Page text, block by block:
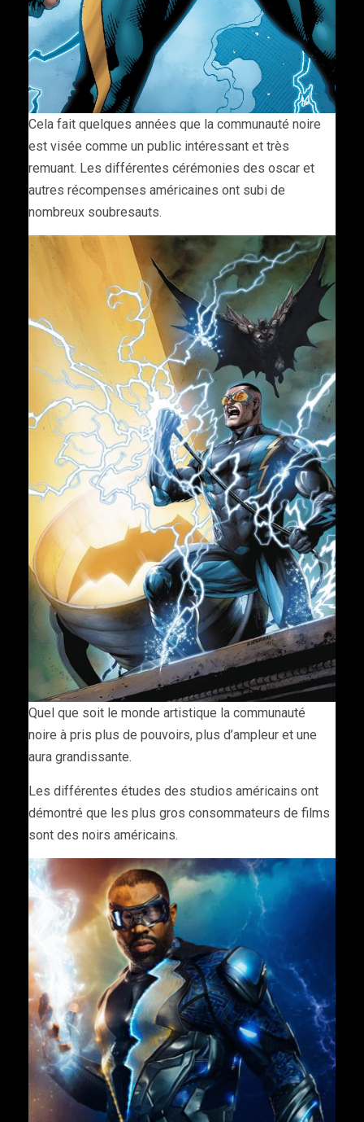
Cela fait quelques années que la communauté noire
est visée comme un public intéressant et très
remuant. Les différentes cérémonies des oscar et
autres récompenses américaines ont subi de
nombreux soubresauts.
Quel que soit le monde artistique la communauté
noire à pris plus de pouvoirs, plus d’ampleur et une
aura grandissante.
Les différentes études des studios américains ont
démontré que les plus gros consommateurs de films
sont des noirs américains.